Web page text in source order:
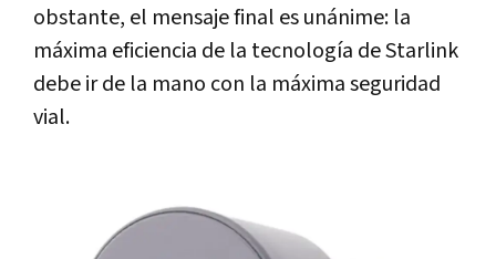
obstante, el mensaje final es unánime: la
máxima eficiencia de la tecnología de Starlink
debe ir de la mano con la máxima seguridad
vial.